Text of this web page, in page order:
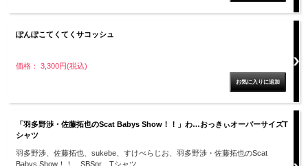
ぽんぽこてくてくサコッシュ
価格： 3,300円(税込)
「羽多野渉・佐藤拓也のScat Babys Show！！」わ…おっきぃオーバーサイズT
シャツ
羽多野渉、佐藤拓也、sukebe、すけべらじお、羽多野渉・佐藤拓也のScat
Babys Show！！、SBSpr、Tシャツ